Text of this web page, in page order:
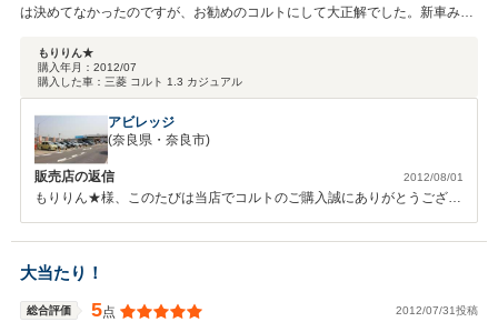
は決めてなかったのですが、お勧めのコルトにして大正解でした。新車みた
します。
もりりん★
購入年月： 2012/07
購入した車： 三菱 コルト 1.3 カジュアル
アビレッジ
(奈良県・奈良市)
販売店の返信 2012/08/01
もりりん★様、このたびは当店でコルトのご購入誠にありがとうござい
ました。何度もご来店いただき最終当店でご購入いただき、感謝の気持
ちでいっぱいです。ご自宅とお店は比較的近いので、もし何かございま
したらいつでも連絡ください。このたびはありがとうございました。
大当たり！
総合評価 5点 2012/07/31投稿